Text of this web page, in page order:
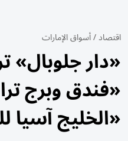
اقتصاد/أسواق الإمارات
«دار
«فندق وبرج
«الخليج آسيا